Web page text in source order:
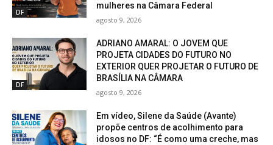
DF
mulheres na Câmara Federal
agosto 9, 2026
DF
ADRIANO AMARAL: O JOVEM QUE
PROJETA CIDADES DO FUTURO NO
EXTERIOR QUER PROJETAR O FUTURO DE
BRASÍLIA NA CÂMARA
agosto 9, 2026
Em vídeo, Silene da Saúde (Avante)
propõe centros de acolhimento para
idosos no DF: “É como uma creche, mas